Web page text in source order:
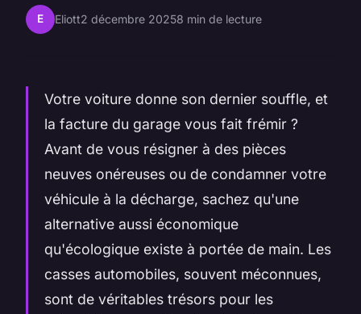
E Eliott2 décembre 20258 min de lecture
Votre voiture donne son dernier souffle, et
la facture du garage vous fait frémir ?
Avant de vous résigner à des pièces
neuves onéreuses ou de condamner votre
véhicule à la décharge, sachez qu'une
alternative aussi économique
qu'écologique existe à portée de main. Les
casses automobiles, souvent méconnues,
sont de véritables trésors pour les